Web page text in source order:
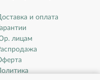
и оплата
Гарантии
лицам
Политика